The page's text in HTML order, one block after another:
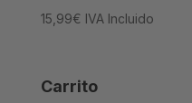
15,99€ IVA Incluido
Carrito